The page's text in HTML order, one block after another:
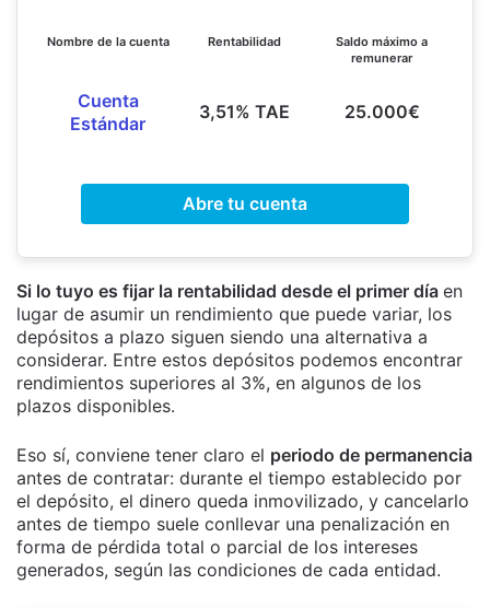
Nombre de la cuenta
Cuenta
Estándar
Rentabilidad
3,51% TAE
Saldo máximo a
remunerar
25.000€
Abre tu cuenta
Si lo tuyo es fijar la rentabilidad desde el primer día en
lugar de asumir un rendimiento que puede variar, los
depósitos a plazo siguen siendo una alternativa a
considerar. Entre estos depósitos podemos encontrar
rendimientos superiores al 3%, en algunos de los
plazos disponibles.
Eso sí, conviene tener claro el periodo de permanencia
antes de contratar: durante el tiempo establecido por
el depósito, el dinero queda inmovilizado, y cancelarlo
antes de tiempo suele conllevar una penalización en
forma de pérdida total o parcial de los intereses
generados, según las condiciones de cada entidad.